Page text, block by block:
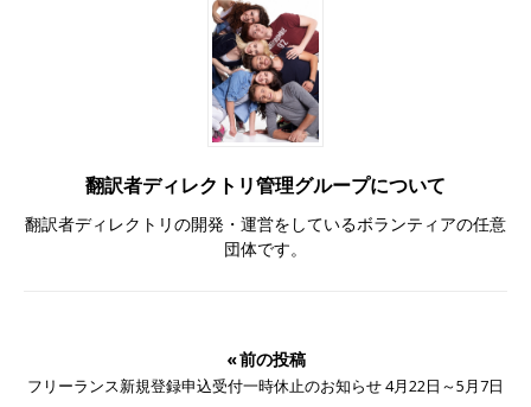
翻訳者ディレクトリ管理グループについて
翻訳者ディレクトリの開発・運営をしているボランティアの任意
団体です。
« 前の投稿
フリーランス新規登録申込受付一時休止のお知らせ 4月22日～5月7日